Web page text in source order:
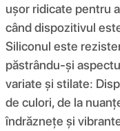
ușor ridicate pentru
când dispozitivul
Siliconul este
păstrându-și
variate și stilate:
de culori, de la
îndrăznețe și